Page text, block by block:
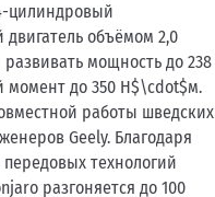
цилиндровый
объёмом 2,0
мощность до 238
момент до 350 Н$\cdot$м.
работы шведских
Geely. Благодаря
технологий
разгоняется до 100